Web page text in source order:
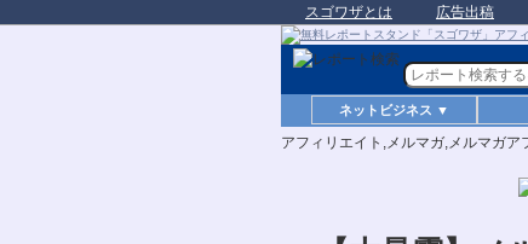
スゴワザとは 広告出稿
ネットビジネス ▼
アフィリエイト,メルマガ,メルマガ